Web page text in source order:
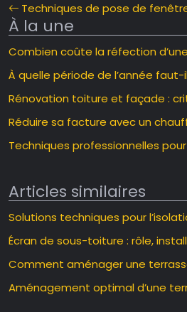
Techniques de pose de
À la une
Combien coûte la réfection
À quelle période de l’année
Rénovation toiture et façade :
Réduire sa facture avec un
Techniques professionnelles
Articles similaires
Solutions techniques pour
Écran de sous-toiture : rôle,
Comment aménager une
Aménagement optimal d’une